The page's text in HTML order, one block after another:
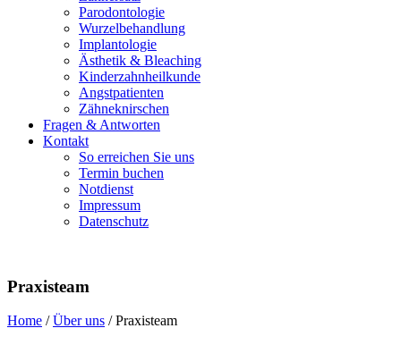
Parodontologie
Wurzelbehandlung
Implantologie
Ästhetik & Bleaching
Kinderzahnheilkunde
Angstpatienten
Zähneknirschen
Fragen & Antworten
Kontakt
So erreichen Sie uns
Termin buchen
Notdienst
Impressum
Datenschutz
Praxisteam
Home / Über uns /Praxisteam